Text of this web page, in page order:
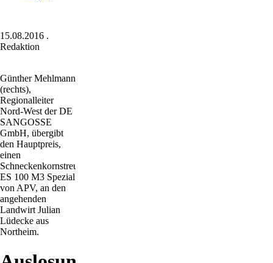
15.08.2016 .
Redaktion
Günther Mehlmann
(rechts),
Regionalleiter
Nord-West der DE
SANGOSSE
GmbH, übergibt
den Hauptpreis,
einen
Schneckenkornstreuer
ES 100 M3 Spezial
von APV, an den
angehenden
Landwirt Julian
Lüdecke aus
Northeim.